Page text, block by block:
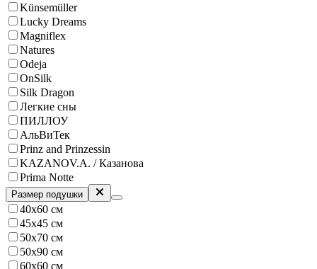
Künsemüller
Lucky Dreams
Magniflex
Natures
Odeja
OnSilk
Silk Dragon
Легкие сны
ПИЛЛОУ
АльВиТек
Prinz and Prinzessin
KAZANOV.A. / Казанова
Prima Notte
Размер подушки
40х60 см
45х45 см
50х70 см
50x90 см
60х60 см